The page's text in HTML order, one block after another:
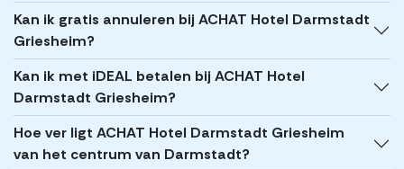
Kan ik gratis annuleren bij ACHAT Hotel Darmstadt
Griesheim?
Kan ik met iDEAL betalen bij ACHAT Hotel
Darmstadt Griesheim?
Hoe ver ligt ACHAT Hotel Darmstadt Griesheim
van het centrum van Darmstadt?